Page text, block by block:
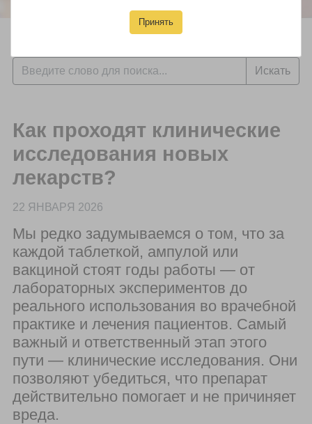
Искать
Как проходят клинические
исследования новых
лекарств?
22 ЯНВАРЯ 2026
Мы редко задумываемся о том, что за
каждой таблеткой, ампулой или
вакциной стоят годы работы — от
лабораторных экспериментов до
реального использования во врачебной
практике и лечения пациентов. Самый
важный и ответственный этап этого
пути — клинические исследования. Они
позволяют убедиться, что препарат
действительно помогает и не причиняет
вреда.
Принять